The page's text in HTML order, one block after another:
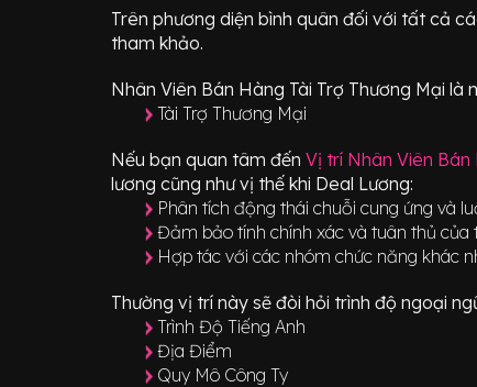
Trên phương diện bình quân đối với tất cả
tham khảo.
Nhân Viên Bán Hàng Tài Trợ Thương Mại là
Tài Trợ Thương Mại
Nếu bạn quan tâm đến Vị trí Nhân Viên Bán
lương cũng như vị thế khi Deal Lương:
Phân tích động thái chuỗi cung ứng và
Đảm bảo tính chính xác và tuân thủ của
Hợp tác với các nhóm chức năng khác
Thường vị trí này sẽ đòi hỏi trình độ ngoại
Trình Độ Tiếng Anh
Địa Điểm
Quy Mô Công Ty